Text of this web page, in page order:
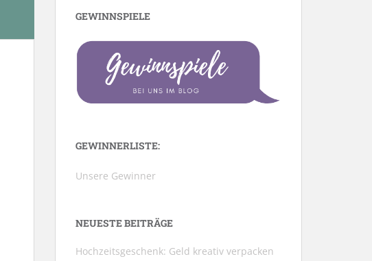
GEWINNSPIELE
GEWINNERLISTE:
Unsere Gewinner
NEUESTE BEITRÄGE
Hochzeitsgeschenk: Geld kreativ verpacken